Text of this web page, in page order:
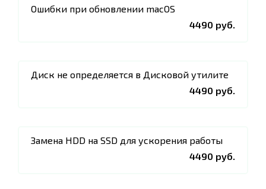
Ошибки при обновлении macOS
4490 руб.
Диск не определяется в Дисковой утилите
4490 руб.
Замена HDD на SSD для ускорения работы
4490 руб.